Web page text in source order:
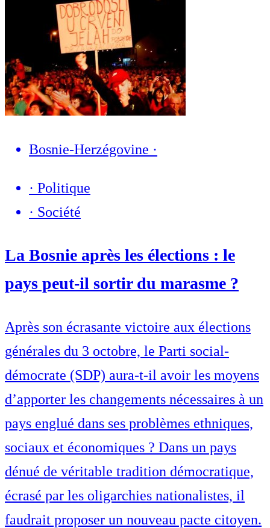
Bosnie-Herzégovine ·
· Politique
· Société
La Bosnie après les élections : le
pays peut-il sortir du marasme ?
Après son écrasante victoire aux élections
générales du 3 octobre, le Parti social-
démocrate (SDP) aura-t-il avoir les moyens
d’apporter les changements nécessaires à un
pays englué dans ses problèmes ethniques,
sociaux et économiques ? Dans un pays
dénué de véritable tradition démocratique,
écrasé par les oligarchies nationalistes, il
faudrait proposer un nouveau pacte citoyen.